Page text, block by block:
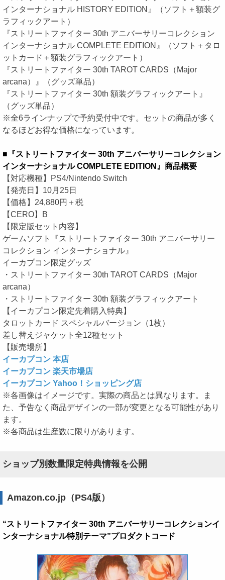
インターナショナル HISTORY EDITION』（ソフト＋額装グ
ラフィックアート）
『ストリートファイター 30th アニバーサリーコレクション
インターナショナル COMPLETE EDITION』（ソフト＋タロ
ットカード＋額装グラフィックアート）
『ストリートファイター 30th TAROT CARDS（Major
arcana）』（グッズ単品）
『ストリートファイター 30th 額装グラフィックアート』
（グッズ単品）
※全6ラインナップで予約受付中です。セットの商品が多く
なるほどお得な価格になっています。
■『ストリートファイター 30th アニバーサリーコレクション
インターナショナル COMPLETE EDITION』商品概要
【対応機種】PS4/Nintendo Switch
【発売日】10月25日
【価格】24,880円＋税
【CERO】B
【限定版セット内容】
ゲームソフト『ストリートファイター 30th アニバーサリー
コレクション インターナショナル』
イーカプコン限定グッズ
・ストリートファイター 30th TAROT CARDS（Major
arcana）
・ストリートファイター 30th 額装グラフィックアート
【イーカプコン限定先着購入特典】
タロットカード スペシャルバージョン（1枚）
差し替えジャケット全12種セット
【販売場所】
イーカプコン 本店
イーカプコン 楽天市場店
イーカプコン Yahoo！ショッピング店
※各画像はイメージです。実際の商品とは異なります。ま
た、予告なく商品デザインの一部が変更となる可能性があり
ます。
※各商品は生産数に限りがあります。
ショップ別数量限定特典情報を公開
Amazon.co.jp（PS4版）
“ストリートファイター 30th アニバーサリーコレクションイ
ンターナショナル特別テーマ”プロダクトコード